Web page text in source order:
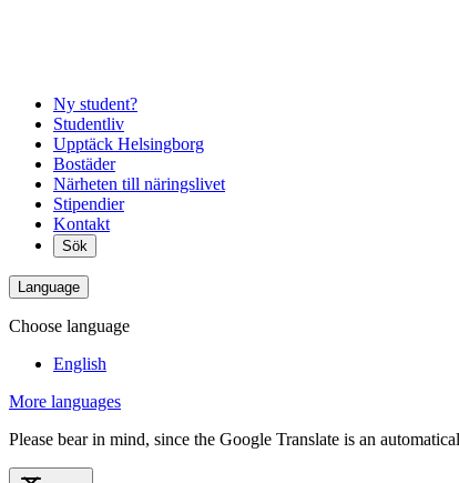
Ny student?
Studentliv
Upptäck Helsingborg
Bostäder
Närheten till näringslivet
Stipendier
Kontakt
Sök
Language
Choose language
English
More languages
Please bear in mind, since the Google Translate is an